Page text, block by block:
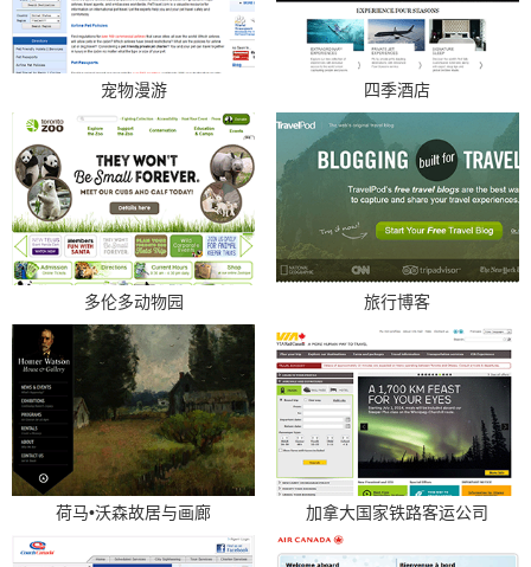
宠物漫游 四季酒店
多伦多动物园 旅行博客
荷马•沃森故居与画廊 加拿大国家铁路客运公司